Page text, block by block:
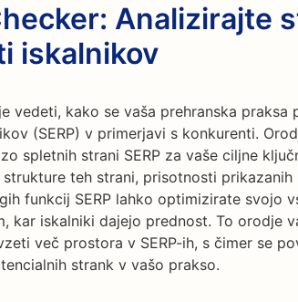
Analizirajte
iskalnikov
vedeti, kako se vaša prehranska praksa
(SERP) v primerjavi s konkurenti.
spletnih strani SERP za vaše ciljne
strukture teh strani, prisotnosti
funkcij SERP lahko optimizirate svojo
kar iskalniki dajejo prednost. To orodje
več prostora v SERP-ih, s čimer se
strank v vašo prakso.